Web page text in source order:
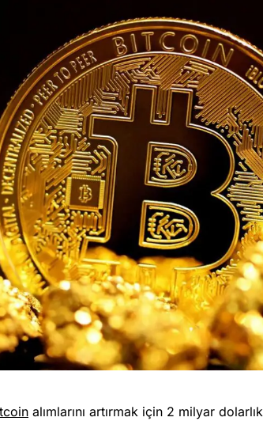
alımlarını artırmak için 2 milyar dolarlık